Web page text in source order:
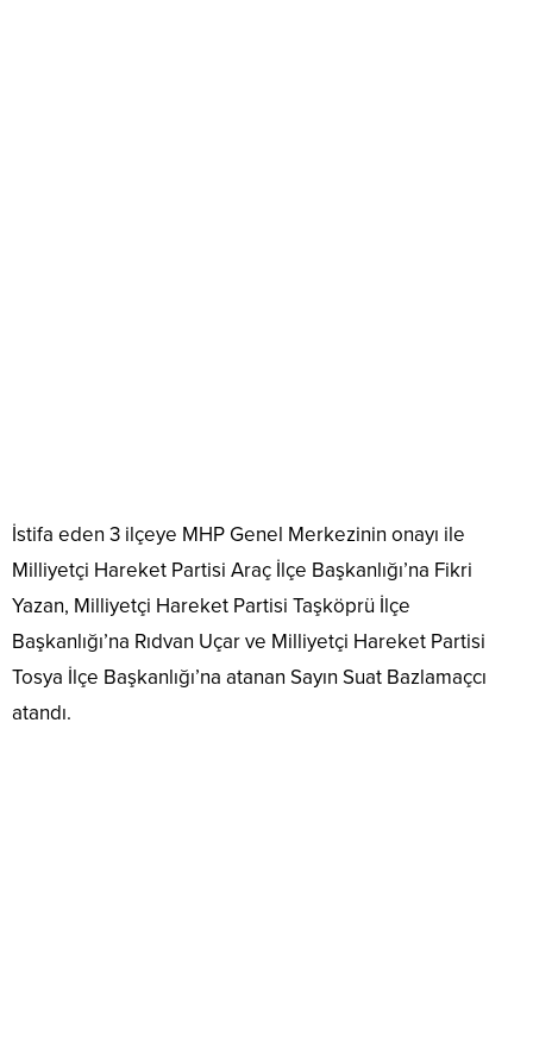
İstifa eden 3 ilçeye MHP Genel Merkezinin onayı ile
Milliyetçi Hareket Partisi Araç İlçe Başkanlığı’na Fikri
Yazan, Milliyetçi Hareket Partisi Taşköprü İlçe
Başkanlığı’na Rıdvan Uçar ve Milliyetçi Hareket Partisi
Tosya İlçe Başkanlığı’na atanan Sayın Suat Bazlamaçcı
atandı.